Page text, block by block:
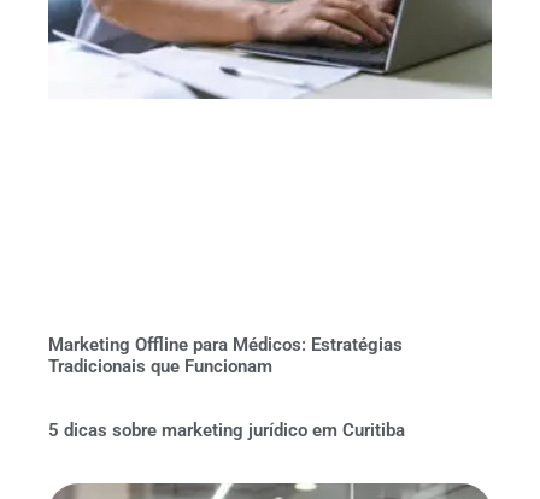
Marketing Offline para Médicos: Estratégias
Tradicionais que Funcionam
5 dicas sobre marketing jurídico em Curitiba